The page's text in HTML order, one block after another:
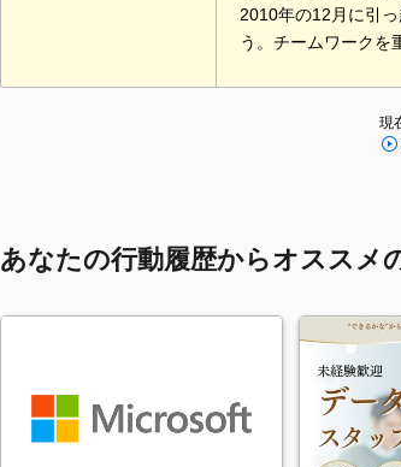
2010年の12月に引
う。チームワークを
現
あなたの行動履歴からオススメ